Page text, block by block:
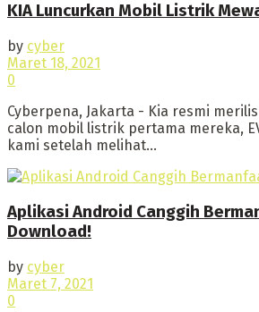
KIA Luncurkan Mobil Listrik
by cyber
Maret 18, 2021
0
Cyberpena, Jakarta - Kia resmi
calon mobil listrik pertama mereka,
kami setelah melihat...
Aplikasi Android Canggih
Download!
by cyber
Maret 7, 2021
0